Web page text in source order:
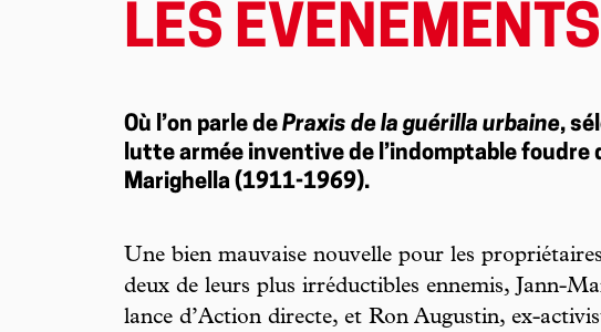
LES
Où l’on parle de Praxis de la guérilla urbaine,
lutte armée inventive de l’indomptable foudre
Marighella (1911-1969).
Une bien mauvaise nouvelle pour les
deux de leurs plus irréductibles ennemis, Jann-
lance d’Action directe, et Ron Augustin, ex-